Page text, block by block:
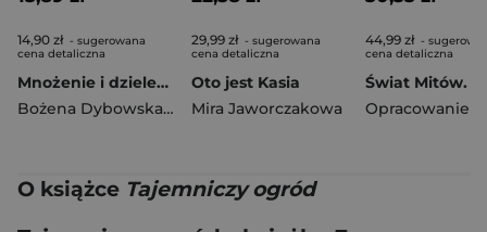
14,90 zł - sugerowana
cena detaliczna
Mnożenie i dzielenie. Ćwiczenia. Kapitan Nauka. EDUseria
Bożena Dybowska
,Anna Grabek
29,99 zł - sugerowana
cena detaliczna
Oto jest Kasia
Mira Jaworczakowa
44,99 zł -
cena detaliczna
O książce Tajemniczy ogród